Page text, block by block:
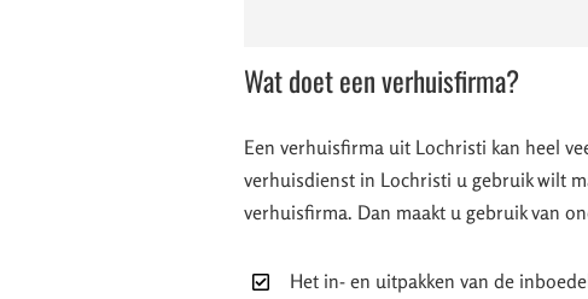
Wat doet een verhuisfirma?
Een verhuisfirma uit Lochristi kan heel
verhuisdienst in Lochristi u gebruik wilt
verhuisfirma. Dan maakt u gebruik van
Het in- en uitpakken van de